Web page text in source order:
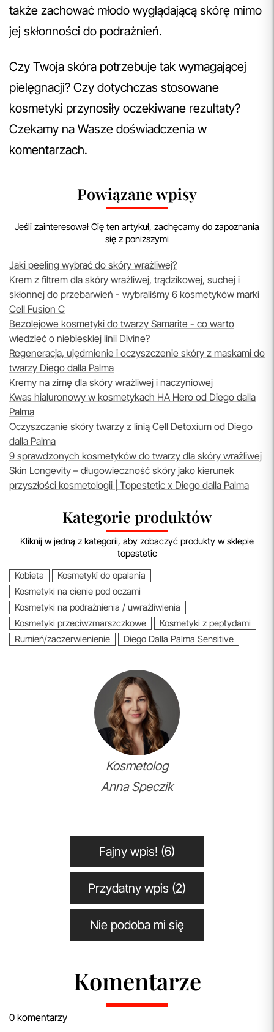
także zachować młodo wyglądającą skórę mimo
jej skłonności do podrażnień.
Czy Twoja skóra potrzebuje tak wymagającej
pielęgnacji? Czy dotychczas stosowane
kosmetyki przynosiły oczekiwane rezultaty?
Czekamy na Wasze doświadczenia w
komentarzach.
Powiązane wpisy
Jeśli zainteresował Cię ten artykuł, zachęcamy do zapoznania
się z poniższymi
Jaki peeling wybrać do skóry wrażliwej?
Krem z filtrem dla skóry wrażliwej, trądzikowej, suchej i
skłonnej do przebarwień - wybraliśmy 6 kosmetyków marki
Cell Fusion C
Bezolejowe kosmetyki do twarzy Samarite - co warto
wiedzieć o niebieskiej linii Divine?
Regeneracja, ujędrnienie i oczyszczenie skóry z maskami do
twarzy Diego dalla Palma
Kremy na zimę dla skóry wrażliwej i naczyniowej
Kwas hialuronowy w kosmetykach HA Hero od Diego dalla
Palma
Oczyszczanie skóry twarzy z linią Cell Detoxium od Diego
dalla Palma
9 sprawdzonych kosmetyków do twarzy dla skóry wrażliwej
Skin Longevity – długowieczność skóry jako kierunek
przyszłości kosmetologii | Topestetic x Diego dalla Palma
Kategorie produktów
Kliknij w jedną z kategorii, aby zobaczyć produkty w sklepie
topestetic
Kobieta
Kosmetyki do opalania
Kosmetyki na cienie pod oczami
Kosmetyki na podrażnienia / uwrażliwienia
Kosmetyki przeciwzmarszczkowe
Kosmetyki z peptydami
Rumień/zaczerwienienie
Diego Dalla Palma Sensitive
Kosmetolog
Anna Speczik
Fajny wpis! (6)
Przydatny wpis (2)
Nie podoba mi się
Komentarze
0 komentarzy